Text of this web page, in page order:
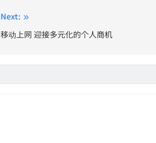
Next:
移动上网 迎接多元化的个人商机